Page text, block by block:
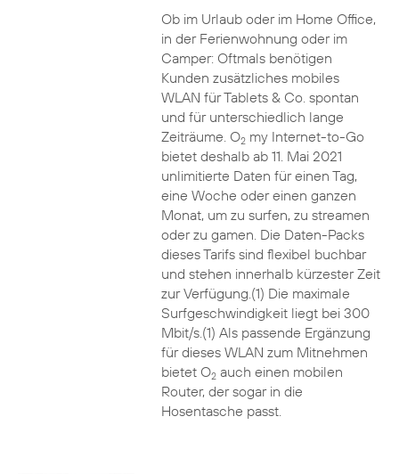
Ob im Urlaub oder im Home Office,
in der Ferienwohnung oder im
Camper: Oftmals benötigen
Kunden zusätzliches mobiles
WLAN für Tablets & Co. spontan
und für unterschiedlich lange
Zeiträume. O2my Internet-to-Go
bietet deshalb ab 11. Mai 2021
unlimitierte Daten für einen Tag,
eine Woche oder einen ganzen
Monat, um zu surfen, zu streamen
oder zu gamen. Die Daten-Packs
dieses Tarifs sind flexibel buchbar
und stehen innerhalb kürzester Zeit
zur Verfügung.(1) Die maximale
Surfgeschwindigkeit liegt bei 300
Mbit/s.(1) Als passende Ergänzung
für dieses WLAN zum Mitnehmen
bietet O2auch einen mobilen
Router, der sogar in die
Hosentasche passt.